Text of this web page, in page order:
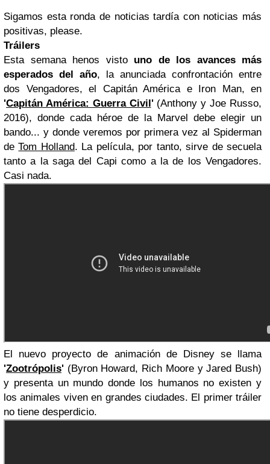
Sigamos esta ronda de noticias tardía con noticias más
positivas, please.
Tráilers
Esta semana henos visto uno de los avances más
esperados del año, la anunciada confrontación entre
dos Vengadores, el Capitán América e Iron Man, en
'Capitán América: Guerra Civil'(Anthony y Joe Russo,
2016), donde cada héroe de la Marvel debe elegir un
bando... y donde veremos por primera vez al Spiderman
deTom Holland. La película, por tanto, sirve de secuela
tanto a la saga del Capi como a la de los Vengadores.
Casi nada.
El nuevo proyecto de animación de Disney se llama
'Zootrópolis' (Byron Howard, Rich Moore y Jared Bush)
y presenta un mundo donde los humanos no existen y
los animales viven en grandes ciudades. El primer tráiler
no tiene desperdicio.